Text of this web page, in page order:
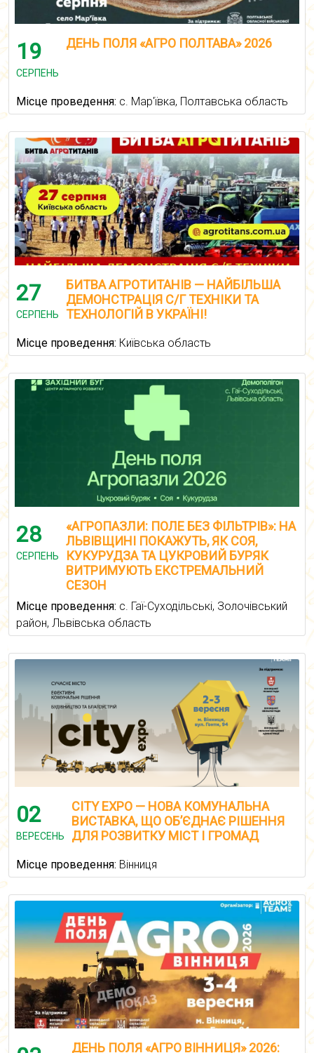
19
СЕРПЕНЬ
ДЕНЬ ПОЛЯ «АГРО ПОЛТАВА» 2026
Місце проведення: с. Мар'ївка, Полтавська область
27
СЕРПЕНЬ
БИТВА АГРОТИТАНІВ — НАЙБІЛЬША
ДЕМОНСТРАЦІЯ С/Г ТЕХНІКИ ТА
ТЕХНОЛОГІЙ В УКРАЇНІ!
Місце проведення: Київська область
28
СЕРПЕНЬ
«АГРОПАЗЛИ: ПОЛЕ БЕЗ ФІЛЬТРІВ»: НА
ЛЬВІВЩИНІ ПОКАЖУТЬ, ЯК СОЯ,
КУКУРУДЗА ТА ЦУКРОВИЙ БУРЯК
ВИТРИМУЮТЬ ЕКСТРЕМАЛЬНИЙ
СЕЗОН
Місце проведення: с. Гаї-Суходільські, Золочівський
район, Львівська область
02
ВЕРЕСЕНЬ
CITY EXPO — НОВА КОМУНАЛЬНА
ВИСТАВКА, ЩО ОБ’ЄДНАЄ РІШЕННЯ
ДЛЯ РОЗВИТКУ МІСТ І ГРОМАД
Місце проведення: Вінниця
ДЕНЬ ПОЛЯ «АГРО ВІННИЦЯ» 2026: